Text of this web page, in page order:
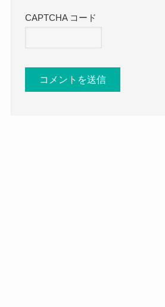
CAPTCHA コード